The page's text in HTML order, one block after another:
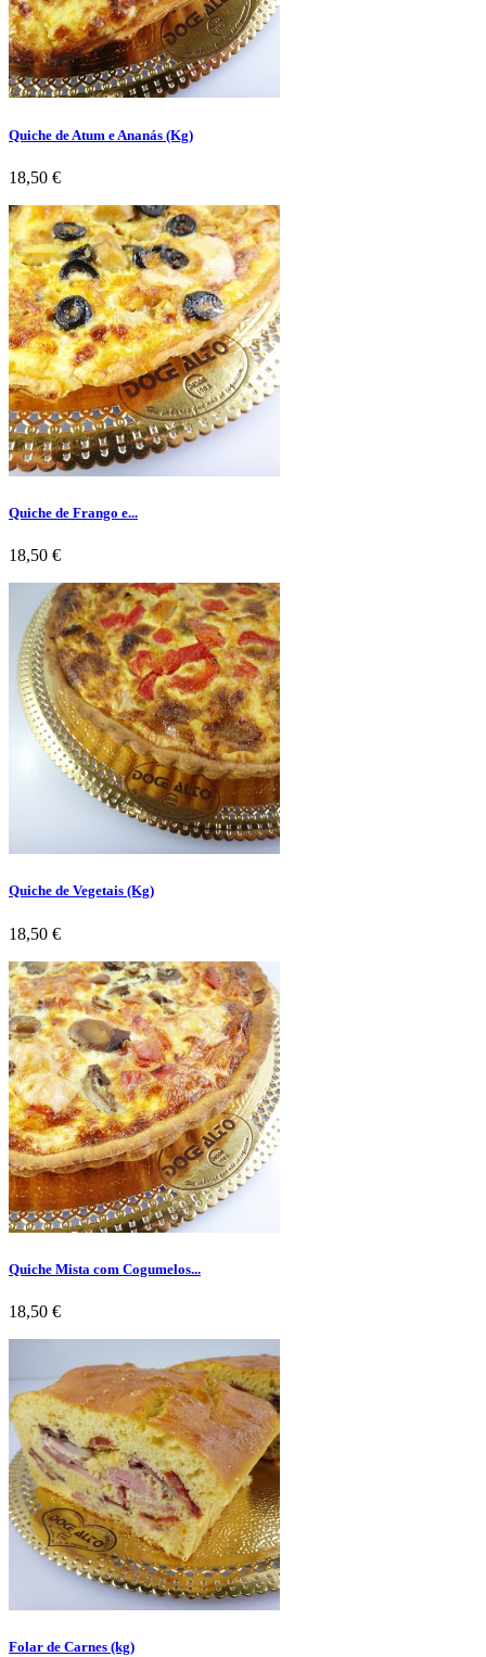
Quiche de Atum e Ananás (Kg)
Preço
18,50 €
Quiche de Frango e...
Preço
18,50 €
Quiche de Vegetais (Kg)
Preço
18,50 €
Quiche Mista com Cogumelos...
Preço
18,50 €
Folar de Carnes (kg)